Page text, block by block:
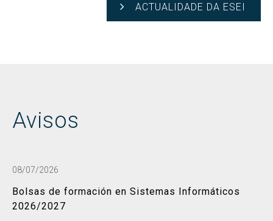
ACTUALIDADE DA ESEI
Avisos
08/07/2026
Bolsas de formación en Sistemas Informáticos
2026/2027